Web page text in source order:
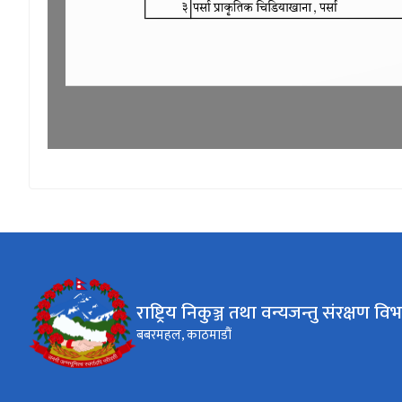
राष्ट्रिय निकुञ्ज तथा वन्यजन्तु संरक्षण
बबरमहल, काठमाडौं